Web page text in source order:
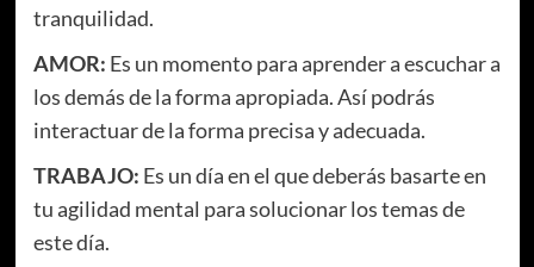
tranquilidad.
AMOR: Es un momento para aprender a escuchar a
los demás de la forma apropiada. Así podrás
interactuar de la forma precisa y adecuada.
TRABAJO: Es un día en el que deberás basarte en
tu agilidad mental para solucionar los temas de
este día.